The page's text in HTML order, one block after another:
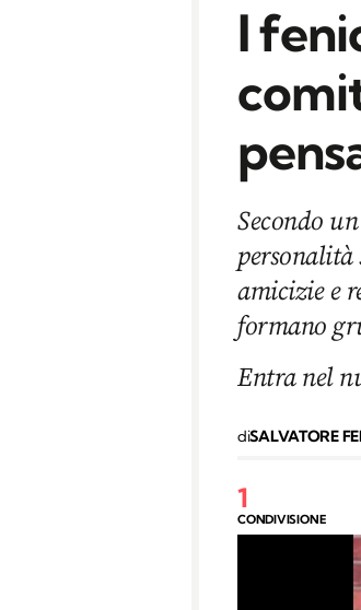
I
Secondo
amicizie e
formano
Entra nel
diSALVATORE
1
CONDIVISIONE